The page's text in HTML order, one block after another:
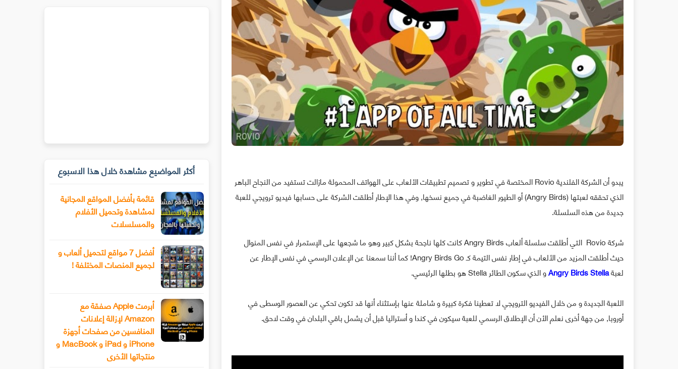
يبدو أن الشركة الفلندية Rovio المختصة في تطوير و تصميم تطبيقات الألعاب على الهواتف المحمولة مازالت تستفيد من النجاح الباهر
الذي تحققه لعبتها (Angry Birds) أو الطيور الغاضبة في جميع نسخها, وفي هذا الإطار أطلقت الشركة على حسابها فيديو ترويجي للعبة
جديدة من هذه السلسلة.
شركة Rovio التي أطلقت سلسلة ألعاب Angry Birds كانت كلها ناجحة بشكل كبير وهو ما شجعها على الإستمرار في نفس المنوال
حيث أطلقت المزيد من الألعاب في إطار نفس التيمة كـ Angry Birds Go! كما أننا سمعنا عن الإعلان الرسمي في نفس الإطار عن
لعبةAngry Birds Stellaو الذي سكون الطائر Stella هو بطلها الرئيسي.
اللعبة الجديدة و من خلال الفيديو الترويجي لا تعطينا فكرة كبيرة و شاملة عنها بإستثناء أنها قد تكون تحكي عن العصور الوسطى في
أوروبا, من جهة أخرى نعلم الأن أن الإطلاق الرسمي للعبة سيكون في كندا و أستراليا قبل أن يشمل باقي البلدان في وقت لاحق.
أكثر المواضيع مشاهدة خلال هذا الاسبوع
قائمة بأفضل المواقع المجانية
لمشاهدة وتحميل الأفلام
والمسلسلات
أفضل 7 مواقع لتحميل ألعاب و
لجميع المنصات المختلفة !
أبرمت Apple صفقة مع
Amazon لإزالة إعلانات
المنافسين من صفحات أجهزة
iPhone و iPad و MacBook و
منتجاتها الأخرى